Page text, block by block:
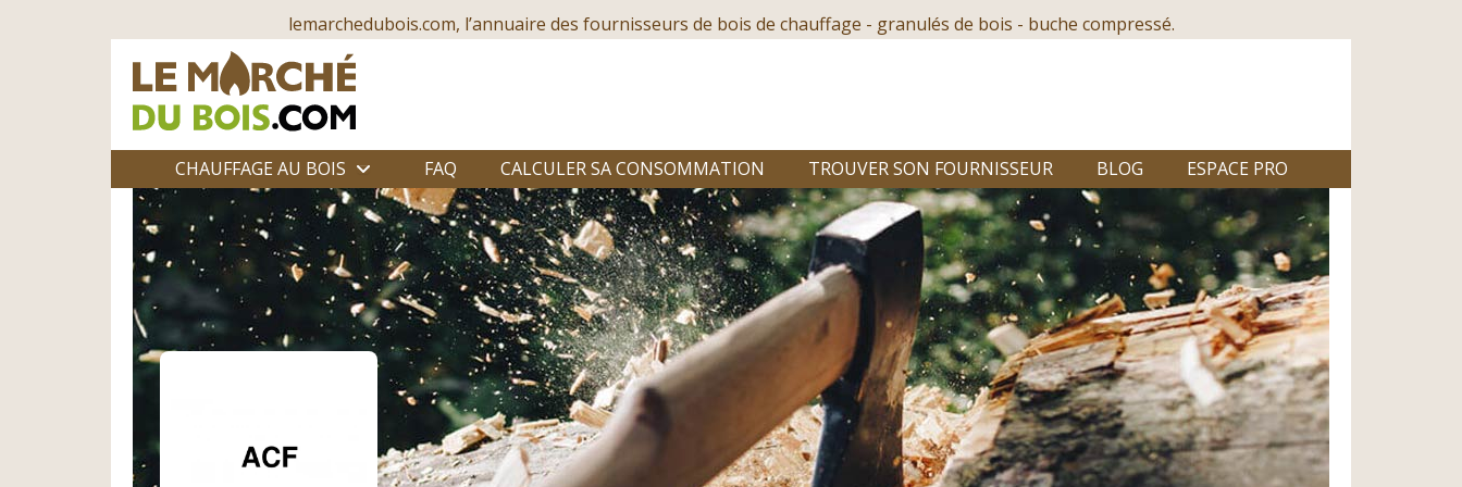
lemarchedubois.com, l’annuaire des fournisseurs de bois de chauffage - granulés de bois - buche compressé.
CHAUFFAGE AU BOIS FAQ CALCULER SA CONSOMMATION TROUVER SON FOURNISSEUR BLOG ESPACE PRO